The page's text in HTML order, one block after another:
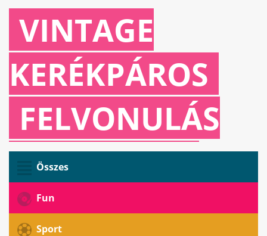
VINTAGE
KERÉKPÁROS
FELVONULÁS
TWEED ZA...
October 19. Sunday 10:00
Összes
Fun
Sport